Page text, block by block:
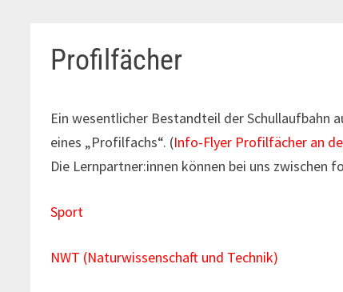
Profilfächer
Ein wesentlicher Bestandteil der Schullaufbahn
eines „Profilfachs“. (Info-Flyer Profilfächer an
Die Lernpartner:innen können bei uns zwischen
Sport
NWT (Naturwissenschaft und Technik)